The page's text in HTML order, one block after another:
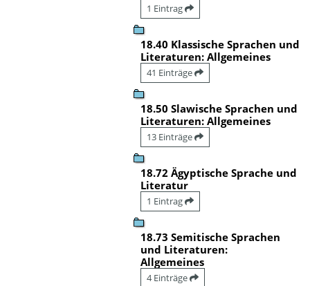
1 Eintrag
18.40 Klassische Sprachen und
Literaturen: Allgemeines
41 Einträge
18.50 Slawische Sprachen und
Literaturen: Allgemeines
13 Einträge
18.72 Ägyptische Sprache und
Literatur
1 Eintrag
18.73 Semitische Sprachen
und Literaturen:
Allgemeines
4 Einträge